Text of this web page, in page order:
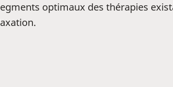
optimaux des thérapies